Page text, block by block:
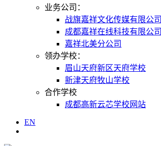
业务公司：
战旗嘉祥文化传媒有限公司
成都嘉祥在线科技有限公司
嘉祥北美分公司
领办学校：
眉山天府新区天府学校
新津天府牧山学校
合作学校
成都高新云芯学校网站
EN